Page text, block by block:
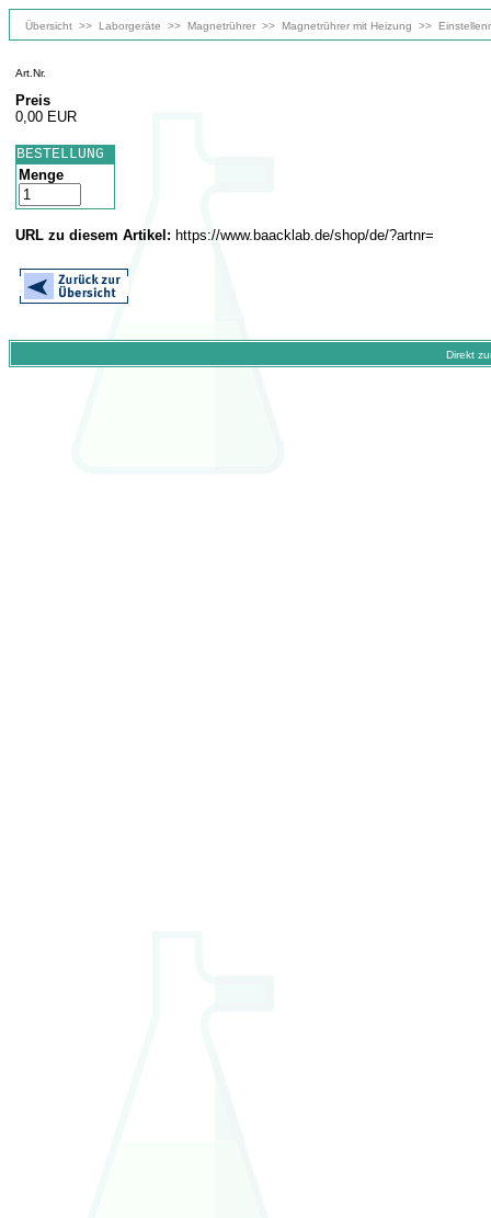
Übersicht >> Laborgeräte >> Magnetrührer >> Magnetrührer mit Heizung >>
Art.Nr.
Preis
0,00 EUR
BESTELLUNG
Menge
URL zu diesem Artikel: https://www.baacklab.de/shop/de/?artnr=
Direkt